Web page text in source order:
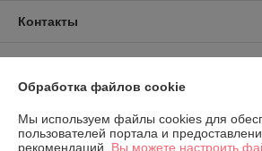
Контакты
Полная версия сайта
Обработка файлов cookie
Мы используем файлы cookies для
пользователей портала и
рекомендаций. Вы можете настроить